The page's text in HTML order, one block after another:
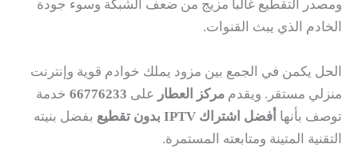
ومصدر التقطيع غالباً مزيج من ضعف الشبكة وسوء جودة
الخادم الذي يبث القنوات.
الحل يكمن في الجمع بين مزود يملك خوادم قوية وإنترنت
منزلي مستقر. ويقدممركز العطارعلى 66776233خدمة
توصف بأنهاأفضل اشتراك IPTV بدون تقطيع
بفضل بنيته
التقنية المتينة ومتابعته المستمرة.